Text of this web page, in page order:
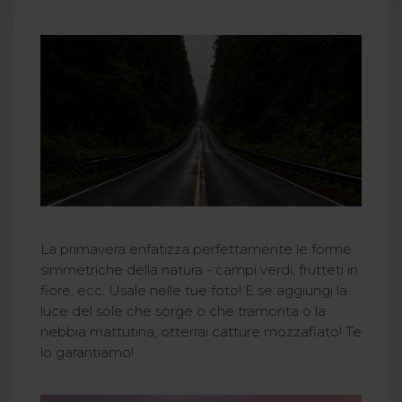
La primavera enfatizza perfettamente le forme
simmetriche della natura - campi verdi, frutteti in
fiore, ecc. Usale nelle tue foto! E se aggiungi la
luce del sole che sorge o che tramonta o la
nebbia mattutina, otterrai catture mozzafiato! Te
lo garantiamo!